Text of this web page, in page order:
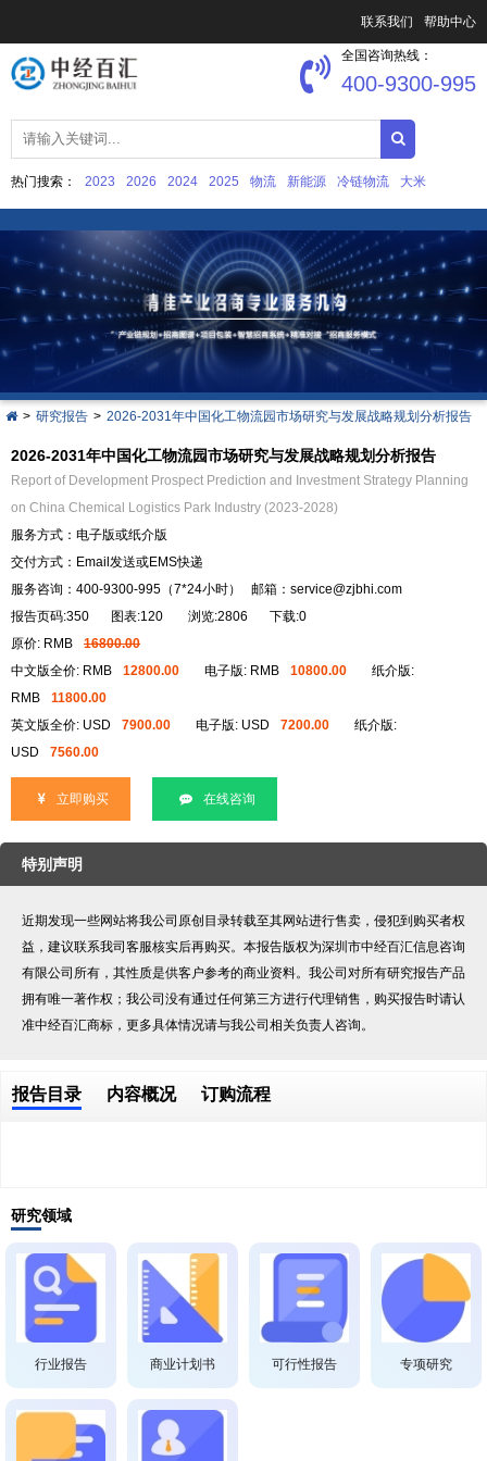
联系我们 帮助中心
热门搜索： 2023 2026 2024 2025 物流 新能源 冷链物流 大米
全国咨询热线：
400-9300-995
> 研究报告 > 2026-2031年中国化工物流园市场研究与发展战略规划分析报告
2026-2031年中国化工物流园市场研究与发展战略规划分析报告
Report of Development Prospect Prediction and Investment Strategy Planning
on China Chemical Logistics Park Industry (2023-2028)
服务方式：电子版或纸介版
交付方式：Email发送或EMS快递
服务咨询：400-9300-995（7*24小时） 邮箱：service@zjbhi.com
报告页码:350
图表:120 浏览:2806
下载:0
原价: RMB
16800.00
中文版全价: RMB
12800.00 电子版: RMB 10800.00
纸介版:
RMB
11800.00
英文版全价: USD
7900.00 电子版: USD 7200.00
纸介版:
USD
7560.00
立即购买 在线咨询
特别声明
近期发现一些网站将我公司原创目录转载至其网站进行售卖，侵犯到购买者权
益，建议联系我司客服核实后再购买。本报告版权为深圳市中经百汇信息咨询
有限公司所有，其性质是供客户参考的商业资料。我公司对所有研究报告产品
拥有唯一著作权；我公司没有通过任何第三方进行代理销售，购买报告时请认
准中经百汇商标，更多具体情况请与我公司相关负责人咨询。
报告目录 内容概况 订购流程
研究领域
行业报告 商业计划书 可行性报告 专项研究